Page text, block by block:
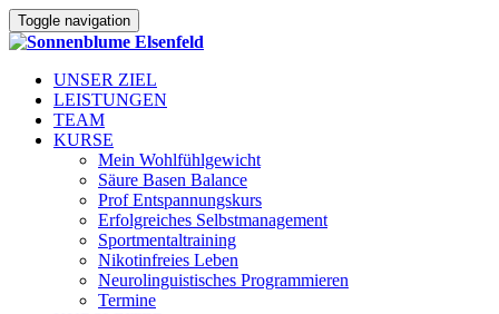
Toggle navigation
UNSER ZIEL
LEISTUNGEN
TEAM
KURSE
Mein Wohlfühlgewicht
Säure Basen Balance
Prof Entspannungskurs
Erfolgreiches Selbstmanagement
Sportmentaltraining
Nikotinfreies Leben
Neurolinguistisches Programmieren
Termine